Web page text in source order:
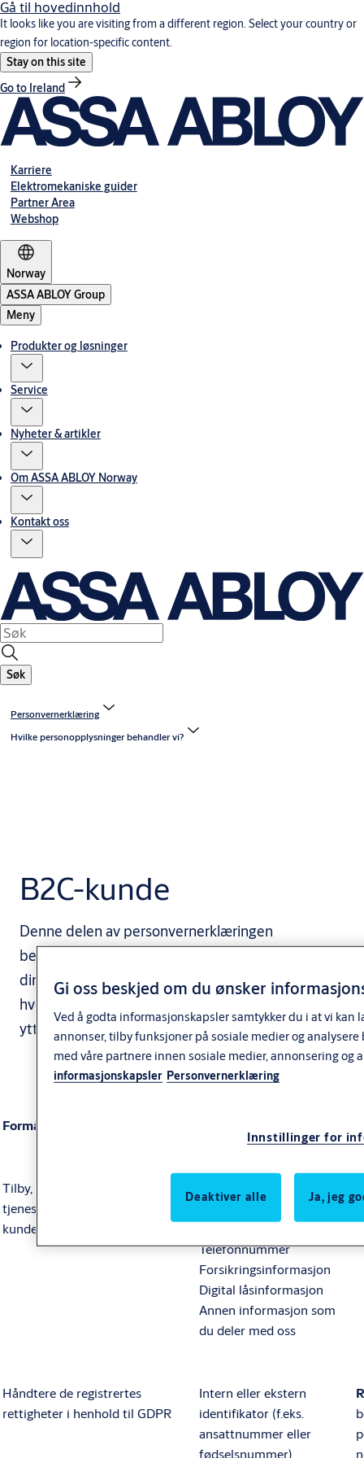
Gå til hovedinnhold
It looks like you are visiting from a different region. Select your country or
region for location-specific content.
Stay on this site
Go to Ireland
Karriere
Elektromekaniske guider
Partner Area
Webshop
Norway
ASSA ABLOY Group
Meny
Produkter og løsninger
Service
Nyheter & artikler
Om ASSA ABLOY Norway
Kontakt oss
Søk
Personvernerklæring
Hvilke personopplysninger behandler vi?
B2C-kunde
Denne delen av personvernerklæringen
beskriver hvordan vi samler inn og behandler
dine personopplysninger som B2C-kunde og
hvordan du kan kontakte oss dersom du har
ytterligere spørsmål.
Formål
Tilby, administrere og støtte
tjenesten In-Home Service til
kunder
Navn
Telefonnummer
Forsikringsinformasjon
Digital låsinformasjon
Annen informasjon som
du deler med oss
Håndtere de registrertes
rettigheter i henhold til GDPR
Intern eller ekstern
identifikator (f.eks.
ansattnummer eller
fødselsnummer)
Gi oss beskjed om du ønsker
Ved å godta informasjonskapsler samtykker du i at vi
annonser, tilby funksjoner på sosiale medier og
med våre partnere innen sosiale medier, annonsering og
informasjonskapsler Personvernerklæring
Innstillinger for
Deaktiver alle Ja, jeg